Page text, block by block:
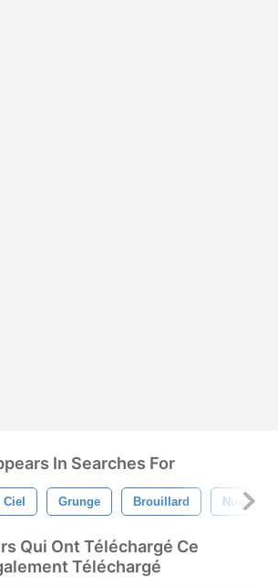
In Searches For
Ciel Grunge Brouillard Nuage
Qui Ont Téléchargé Ce
Téléchargé